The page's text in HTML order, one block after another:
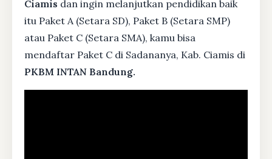
Ciamis dan ingin melanjutkan pendidikan baik
itu Paket A (Setara SD), Paket B (Setara SMP)
atau Paket C (Setara SMA), kamu bisa
mendaftar Paket C di Sadananya, Kab. Ciamis di
PKBM INTAN Bandung.